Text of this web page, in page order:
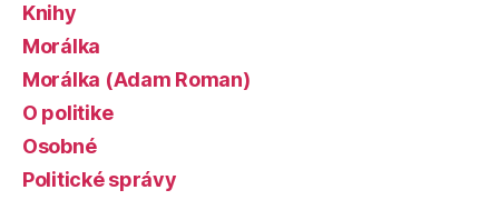
Knihy
Morálka
Morálka (Adam Roman)
O politike
Osobné
Politické správy